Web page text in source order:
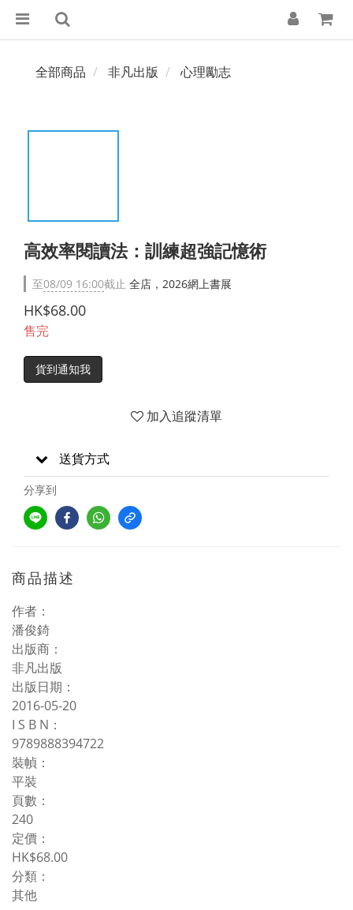
全部商品 非凡出版 心理勵志
高效率閱讀法：訓練超強記憶術
至08/09 16:00截止 全店，2026網上書展
HK$68.00
售完
貨到通知我
加入追蹤清單
送貨方式
分享到
商品描述
作者：
潘俊錡
出版商：
非凡出版
出版日期：
2016-05-20
I S B N：
9789888394722
裝幀：
平裝
頁數：
240
定價：
HK$68.00
分類：
其他